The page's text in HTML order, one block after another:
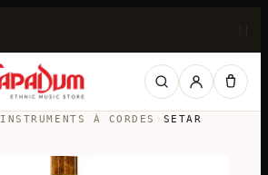
INSTRUMENTS À CORDES › SETAR